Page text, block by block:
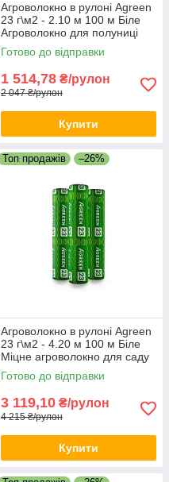
Агроволокно в рулоні Agreen
23 г\м2 - 2.10 м 100 м Біле
Агроволокно для полуниці
Біле агрополотно в рулоні
Готово до відправки
1 514,78 ₴/рулон
2 047 ₴/рулон
Купити
Топ продажів –26%
Агроволокно в рулоні Agreen
23 г\м2 - 4.20 м 100 м Біле
Міцне агроволокно для саду
та городу Агрополотно
Готово до відправки
3 119,10 ₴/рулон
4 215 ₴/рулон
Купити